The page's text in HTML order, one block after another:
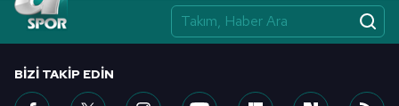
BIZI TAKIP EDIN